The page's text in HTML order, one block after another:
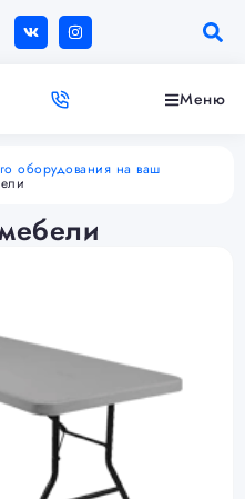
Меню
оборудования на ваш